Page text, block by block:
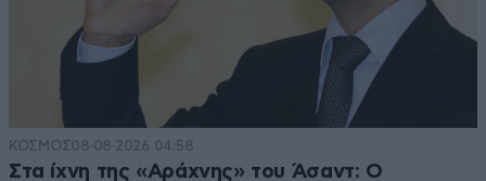
ΚΟΣΜΟΣ08·08·2026 04:58
Στα ίχνη της «Αράχνης» του Άσαντ: Ο